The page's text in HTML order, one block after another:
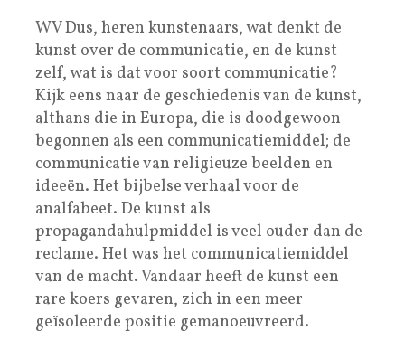
WV Dus, heren kunstenaars, wat denkt de
kunst over de communicatie, en de kunst
zelf, wat is dat voor soort communicatie?
Kijk eens naar de geschiedenis van de kunst,
althans die in Europa, die is doodgewoon
begonnen als een communicatiemiddel; de
communicatie van religieuze beelden en
ideeën. Het bijbelse verhaal voor de
analfabeet. De kunst als
propagandahulpmiddel is veel ouder dan de
reclame. Het was het communicatiemiddel
van de macht. Vandaar heeft de kunst een
rare koers gevaren, zich in een meer
geïsoleerde positie gemanoeuvreerd.